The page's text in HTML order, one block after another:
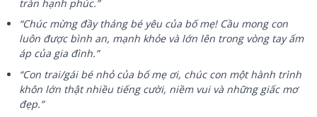
tràn hạnh phúc.”
“Chúc mừng đầy tháng bé yêu của bố mẹ! Cầu mong con
luôn được bình an, mạnh khỏe và lớn lên trong vòng tay ấm
áp của gia đình.”
“Con trai/gái bé nhỏ của bố mẹ ơi, chúc con một hành trình
khôn lớn thật nhiều tiếng cười, niềm vui và những giấc mơ
đẹp.”